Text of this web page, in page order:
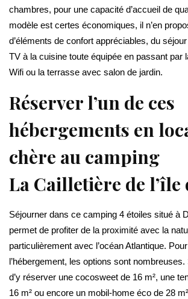
chambres, pour une capacité d’accueil de
modèle est certes économiques, il n’en
d’éléments de confort appréciables, du
TV à la cuisine toute équipée en passant par
Wifi ou la terrasse avec salon de jardin.
Réserver l’un de ces
hébergements en
chère au camping
La Cailletière de l’île
Séjourner dans ce camping 4 étoiles situé à
permet de profiter de la proximité avec la
particulièrement avec l’océan Atlantique.
l’hébergement, les options sont nombreuses.
d’y réserver une cocosweet de 16 m², une
16 m² ou encore un mobil-home éco de 28